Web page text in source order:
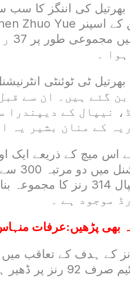
کی اننگز کا سب
۔
بن گئے ہیں۔ ان سے
نیپال کے
کے منان بشیر یہ
اس میچ کے ذریعے ایک
موجود ہے ۔
بھی پڑھیں:عرفات منہاس ڈیبیو پر 5 وکٹیں لینے
رنز کے ہدف کے تعاقب